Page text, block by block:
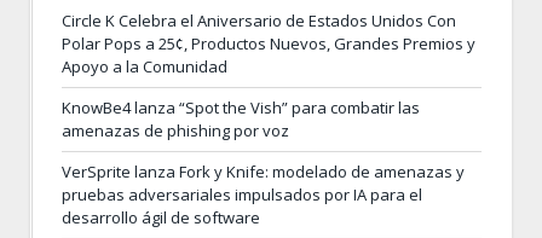
Circle K Celebra el Aniversario de Estados Unidos Con
Polar Pops a 25¢, Productos Nuevos, Grandes Premios y
Apoyo a la Comunidad
KnowBe4 lanza “Spot the Vish” para combatir las
amenazas de phishing por voz
VerSprite lanza Fork y Knife: modelado de amenazas y
pruebas adversariales impulsados por IA para el
desarrollo ágil de software